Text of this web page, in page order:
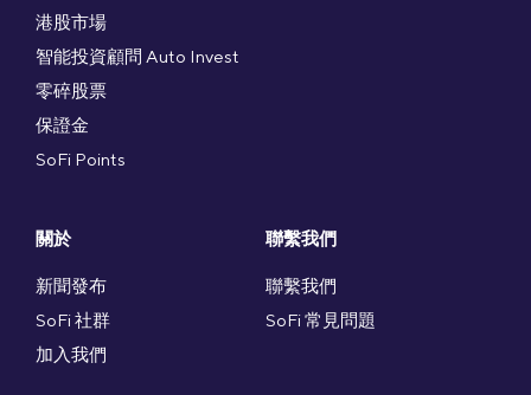
港股市場
智能投資顧問 Auto Invest
零碎股票
保證金
SoFi Points
關於
新聞發布
SoFi 社群
加入我們
聯繫我們
聯繫我們
SoFi 常見問題